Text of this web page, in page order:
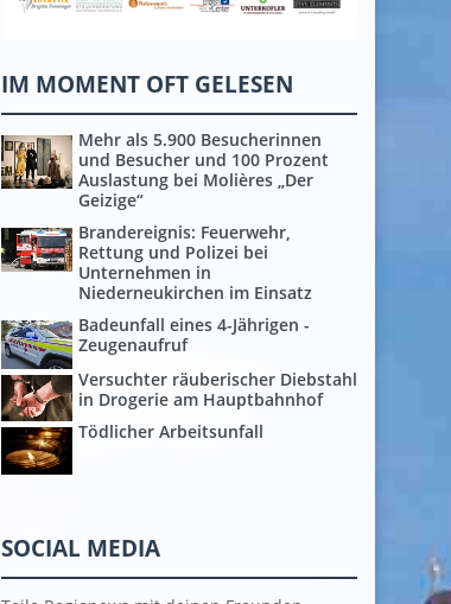
IM MOMENT OFT GELESEN
Mehr als 5.900 Besucherinnen
und Besucher und 100 Prozent
Auslastung bei Molières „Der
Geizige“
Brandereignis: Feuerwehr,
Rettung und Polizei bei
Unternehmen in
Niederneukirchen im Einsatz
Badeunfall eines 4-Jährigen -
Zeugenaufruf
Versuchter räuberischer Diebstahl
in Drogerie am Hauptbahnhof
Tödlicher Arbeitsunfall
SOCIAL MEDIA